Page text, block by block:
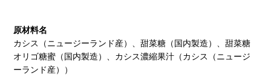
原材料名
カシス（ニュージーランド産）、甜菜糖（国内製造）、甜菜糖
オリゴ糖蜜（国内製造）、カシス濃縮果汁（カシス（ニュージ
ーランド産））